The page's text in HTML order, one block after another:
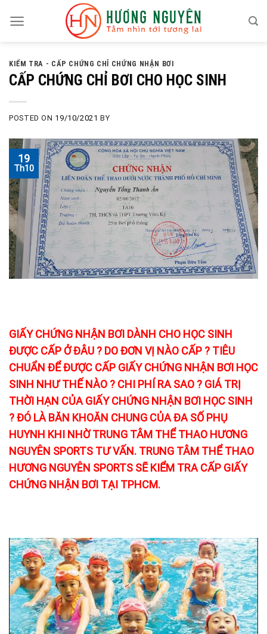
KIỂM TRA - CẤP CHỨNG CHỈ CHỨNG NHẬN BƠI
CẤP CHỨNG CHỈ BƠI CHO HỌC SINH
POSTED ON 19/10/2021 BY
19
Th10
GIẤY CHỨNG NHẬN BƠI DÀNH CHO HỌC SINH
ĐƯỢC CẤP Ở ĐÂU ? DO ĐƠN VỊ NÀO CẤP ? TIÊU
CHUẨN ĐỂ ĐƯỢC CẤP GIẤY CHỨNG NHẬN BƠI HỌC
SINH NHƯ THẾ NÀO ? CHI PHÍ RA SAO ? GIÁ TRỊ
THỜI HẠN CỦA GIẤY CHỨNG NHẬN BƠI HỌC SINH
? ĐÓ LÀ BĂN KHOĂN CHUNG CỦA ĐA SỐ PHỤ
HUYNH KHI NHỜ TRUNG TÂM THỂ THAO HƯƠNG
NGUYÊN SPORTS TƯ VẤN. TRUNG TÂM THỂ THAO
HƯƠNG NGUYÊN SPORTS SẼ KIỂM TRA CẤP GIẤY
CHỨNG NHẬN BƠI TẠI TPHCM.